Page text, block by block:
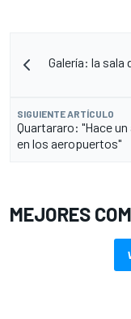
Galería: la
SIGUIENTE ARTÍCULO
Quartararo: "Hace
en los aeropuertos"
MEJORES